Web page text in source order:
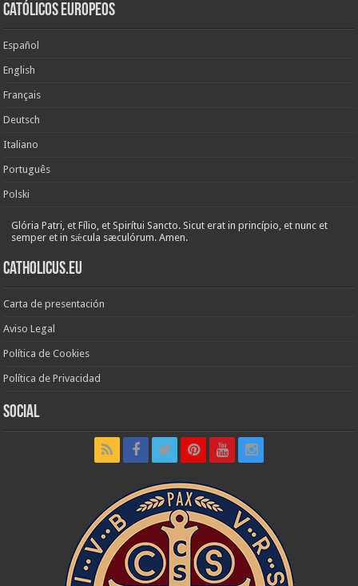
Católicos Europeos
Español
English
Français
Deutsch
Italiano
Português
Polski
Glória Patri, et Fílio, et Spirítui Sancto. Sicut erat in princípio, et nunc et
semper et in sǽcula sæculórum. Amen.
Catholicus.eu
Carta de presentación
Aviso Legal
Política de Cookies
Política de Privacidad
Social